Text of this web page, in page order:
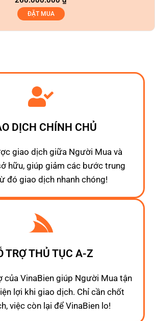
ĐẶT MUA
DỊCH CHÍNH CHỦ
giao dịch giữa Người Mua và
hữu, giúp giảm các bước trung
đó giao dịch nhanh chóng!
TRỢ THỦ TỤC A-Z
của VinaBien giúp Người Mua tận
lợi khi giao dịch. Chỉ cần chốt
việc còn lại để VinaBien lo!